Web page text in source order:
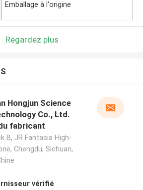
Emballage à l'origine
Regardez plus
Hongjun Science
Co., Ltd.
fabricant
B, JR Fantasia High-
Chengdu, Sichuan,
vérifié